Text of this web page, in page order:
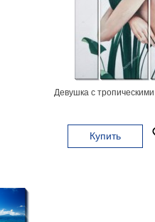
Девушка с
Купить